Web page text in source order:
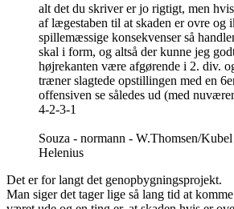
alt det du skriver er jo rigtigt, men
af lægestaben til at skaden er ovre og
spillemæssige konsekvenser så
skal i form, og altså der kunne jeg
højrekanten være afgørende i 2. div.
træner slagtede opstillingen med en
offensiven se således ud (med
4-2-3-1
Souza - normann - W.Thomsen/Kubel
Helenius
Det er for langt det genopbygningsprojekt.
Man siger det tager lige så lang tid at